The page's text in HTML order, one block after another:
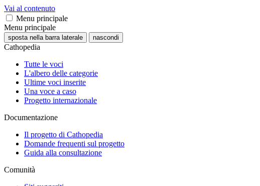
Vai al contenuto
Menu principale
Menu principale
sposta nella barra laterale nascondi
Cathopedia
Tutte le voci
L'albero delle categorie
Ultime voci inserite
Una voce a caso
Progetto internazionale
Documentazione
Il progetto di Cathopedia
Domande frequenti sul progetto
Guida alla consultazione
Comunità